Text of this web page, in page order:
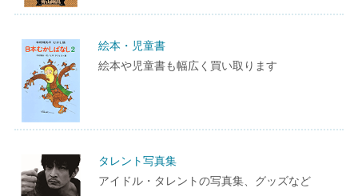
絵本・児童書
絵本や児童書も幅広く買い取ります
タレント写真集
アイドル・タレントの写真集、グッズなど